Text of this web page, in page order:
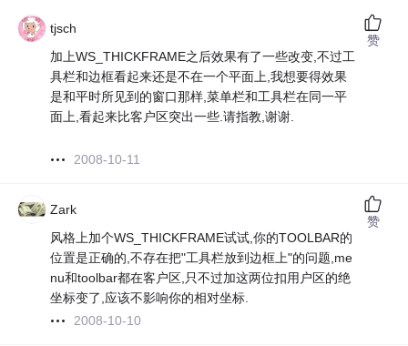
tjsch
加上WS_THICKFRAME之后效果有了一些改变,不过工
具栏和边框看起来还是不在一个平面上,我想要得效果
是和平时所见到的窗口那样,菜单栏和工具栏在同一平
面上,看起来比客户区突出一些.请指教,谢谢.
2008-10-11
赞
Zark
风格上加个WS_THICKFRAME试试,你的TOOLBAR的
位置是正确的,不存在把"工具栏放到边框上"的问题,me
nu和toolbar都在客户区,只不过加这两位扣用户区的绝
坐标变了,应该不影响你的相对坐标.
2008-10-10
赞